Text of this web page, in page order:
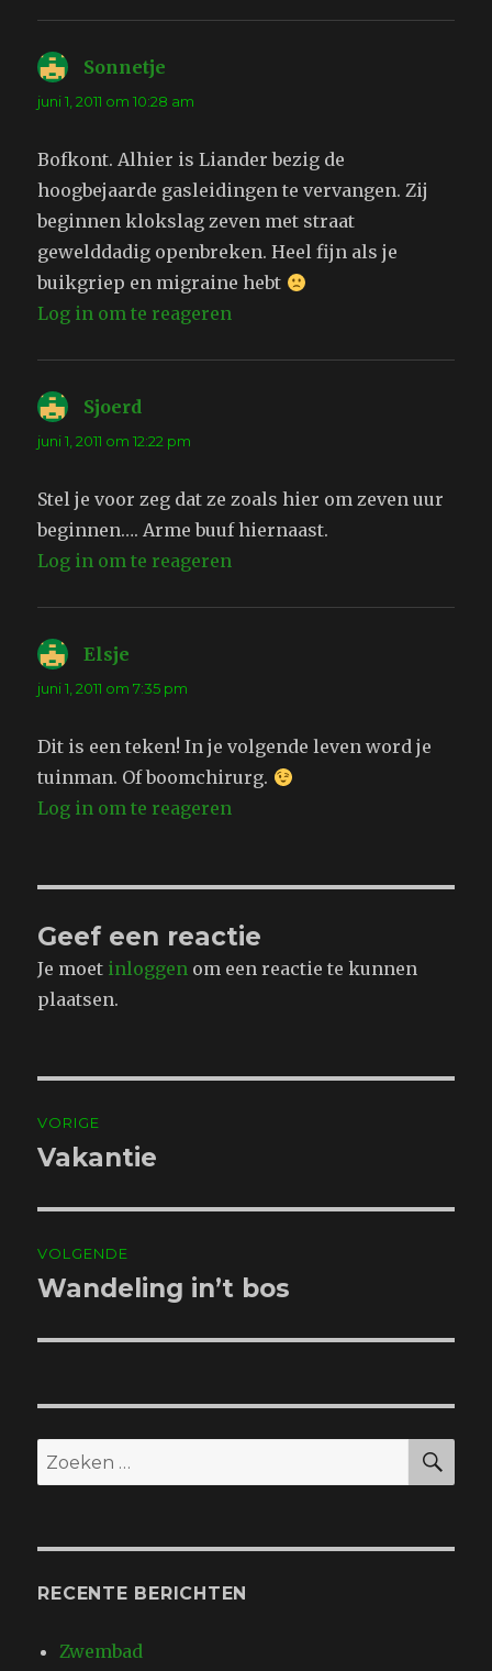
Sonnetje
juni 1, 2011 om 10:28 am
Bofkont. Alhier is Liander bezig de
hoogbejaarde gasleidingen te vervangen. Zij
beginnen klokslag zeven met straat
gewelddadig openbreken. Heel fijn als je
buikgriep en migraine hebt
Log in om te reageren
Sjoerd
juni 1, 2011 om 12:22 pm
Stel je voor zeg dat ze zoals hier om zeven uur
beginnen…. Arme buuf hiernaast.
Log in om te reageren
Elsje
juni 1, 2011 om 7:35 pm
Dit is een teken! In je volgende leven word je
tuinman. Of boomchirurg.
Log in om te reageren
Geef een reactie
Je moet inloggen om een reactie te kunnen
plaatsen.
navigatie
VORIGE
Vorig
Vakantie
VOLGENDE
Volgend
Wandeling in’t bos
Zoeken
naar:
RECENTE BERICHTEN
Zwembad